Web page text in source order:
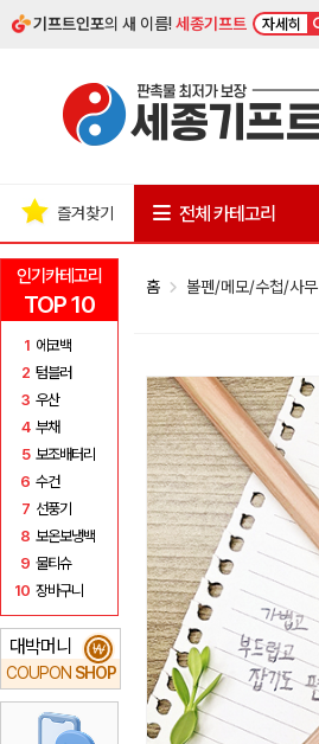
기프트인포의 새 이름!세종기프트 자세히
인기카테고리
TOP 10
1 에코백
2 텀블러
3 우산
4 부채
5 보조배터리
6 수건
7 선풍기
8 보온보냉백
9 물티슈
10 장바구니
대박머니
COUPON SHOP
₩
즐겨찾기 전체 카테고리
홈 볼펜/메모/수첩/사무